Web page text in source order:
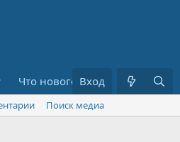
Что нового? Медиа
Вход
Поиск медиа